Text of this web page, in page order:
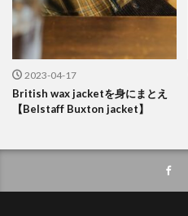
2023-04-17
British wax jacketを身にまとえ
【Belstaff Buxton jacket】